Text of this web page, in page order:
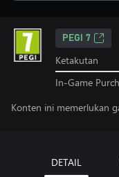
PEGI 7
Ketakutan
In-Game
Konten ini memerlukan
DETAIL